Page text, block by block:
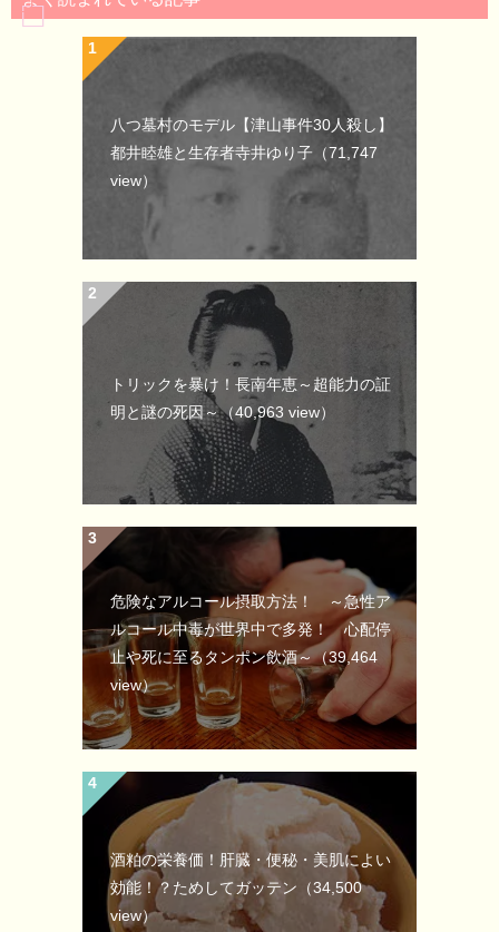
八つ墓村のモデル【津山事件30人殺し】
都井睦雄と生存者寺井ゆり子 （71,747
view）
トリックを暴け！長南年恵～超能力の証
明と謎の死因～（40,963 view）
危険なアルコール摂取方法！ ～急性ア
ルコール中毒が世界中で多発！ 心配停
止や死に至るタンポン飲酒～（39,464
view）
酒粕の栄養価！肝臓・便秘・美肌によい
効能！？ためしてガッテン （34,500
view）